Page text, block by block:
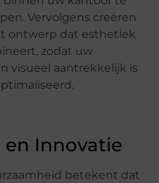
Vervolgens creëren
ontwerp dat esthetiek
zodat uw
visueel aantrekkelijk is
Innovatie
betekent dat